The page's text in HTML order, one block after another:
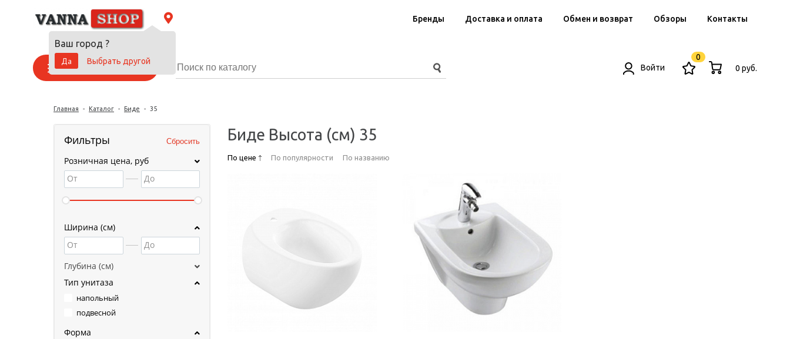
Ваш город ?
Да
Выбрать другой
Бренды Доставка и оплата Обмен и возврат Обзоры Контакты
Каталог товаров Войти
0
0 руб.
Главная - Каталог - Биде - 35
Фильтры
Розничная цена, руб
От
До
Ширина (см)
От
До
Глубина (см)
Тип унитаза
напольный
подвесной
Форма
Биде Высота (см) 35
По цене По популярности По названию